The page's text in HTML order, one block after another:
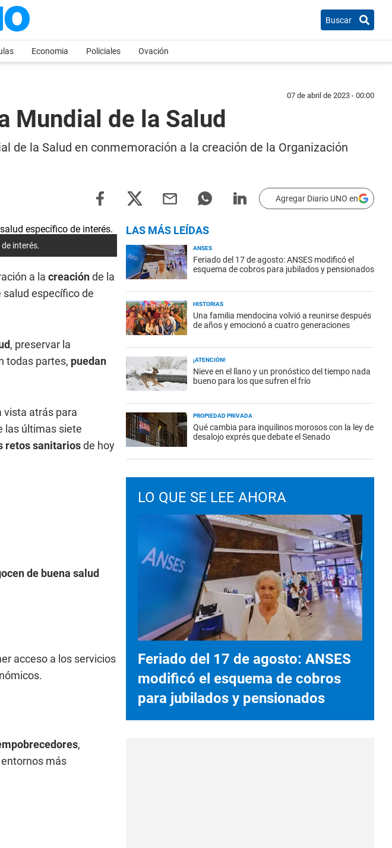
Buscar
Economia Policiales Ovación
07 de abril de 2023 - 00:00
Mundial de la Salud
de la Salud en conmemoración a la creación de la Organización
Agregar Diario UNO en
interés.
a la creaciónde la
salud específico de
, preservar la
todas partes, puedan
vista atrás para
las últimas siete
retos sanitariosde hoy
de buena salud
acceso a los servicios
,
más
LAS MÁS LEÍDAS
ANSES
Feriado del 17 de agosto: ANSES modificó el
esquema de cobros para jubilados y pensionados
HISTORIAS
Una familia mendocina volvió a reunirse después
de años y emocionó a cuatro generaciones
¡ATENCIÓN!
Nieve en el llano y un pronóstico del tiempo nada
bueno para los que sufren el frío
PROPIEDAD PRIVADA
Qué cambia para inquilinos morosos con la ley de
desalojo exprés que debate el Senado
LO QUE SE LEE AHORA
Feriado del 17 de agosto: ANSES
modificó el esquema de cobros
para jubilados y pensionados